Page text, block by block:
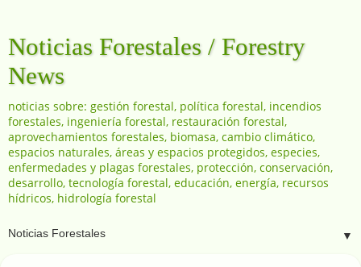
Noticias Forestales / Forestry
News
noticias sobre: gestión forestal, política forestal, incendios
forestales, ingeniería forestal, restauración forestal,
aprovechamientos forestales, biomasa, cambio climático,
espacios naturales, áreas y espacios protegidos, especies,
enfermedades y plagas forestales, protección, conservación,
desarrollo, tecnología forestal, educación, energía, recursos
hídricos, hidrología forestal
▼